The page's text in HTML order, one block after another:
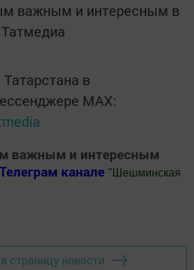
важным и интересным в
Татмедиа
в
MАХ:
важным и интересным
Телеграм канале " Шешминская
страницу новости